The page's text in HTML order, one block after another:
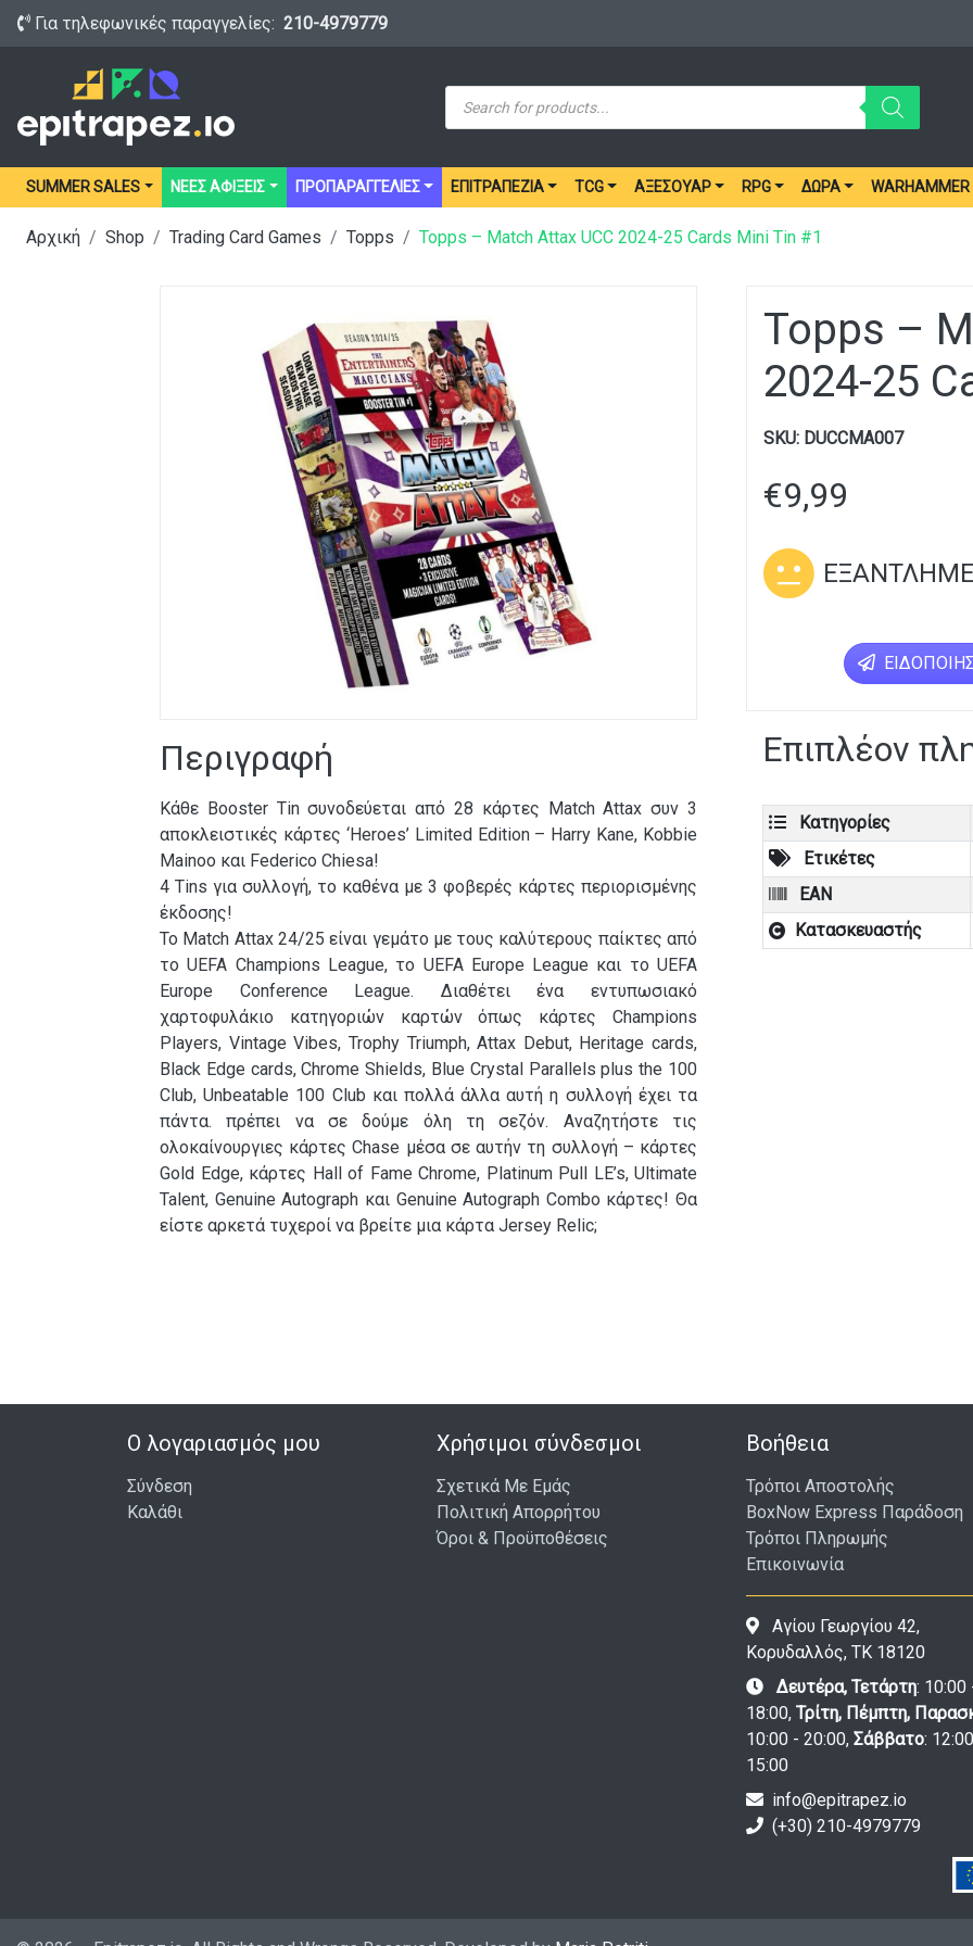
Για τηλεφωνικές παραγγελίες: 210-4979779
Products
search
SUMMER SALES ΝΕΕΣ ΑΦΙΞΕΙΣ ΠΡΟΠΑΡΑΓΓΕΛΙΕΣ ΕΠΙΤΡΑΠΈΖΙΑ TCG ΑΞΕΣΟΥΆΡ RPG ΔΏΡΑ WARHAMMER
Αρχική Shop Trading Card Games Topps Topps – Match Attax UCC 2024-25 Cards Mini Tin #1
Περιγραφή
Κάθε Booster Tin συνοδεύεται από 28 κάρτες Match Attax συν 3
αποκλειστικές κάρτες ‘Heroes’ Limited Edition – Harry Kane, Kobbie
Mainoo και Federico Chiesa!
4 Tins για συλλογή, το καθένα με 3 φοβερές κάρτες περιορισμένης
έκδοσης!
Το Match Attax 24/25 είναι γεμάτο με τους καλύτερους παίκτες από
το UEFA Champions League, το UEFA Europe League και το UEFA
Europe Conference League. Διαθέτει ένα εντυπωσιακό
χαρτοφυλάκιο κατηγοριών καρτών όπως κάρτες Champions
Players, Vintage Vibes, Trophy Triumph, Attax Debut, Heritage cards,
Black Edge cards, Chrome Shields, Blue Crystal Parallels plus the 100
Club, Unbeatable 100 Club και πολλά άλλα αυτή η συλλογή έχει τα
πάντα. πρέπει να σε δούμε όλη τη σεζόν. Αναζητήστε τις
ολοκαίνουργιες κάρτες Chase μέσα σε αυτήν τη συλλογή – κάρτες
Gold Edge, κάρτες Hall of Fame Chrome, Platinum Pull LE’s, Ultimate
Talent, Genuine Autograph και Genuine Autograph Combo κάρτες! Θα
είστε αρκετά τυχεροί να βρείτε μια κάρτα Jersey Relic;
Topps –
2024-25
SKU: DUCCMA007
€9,99
Επιπλέον
Κατηγορίες
Ετικέτες
EAN
Κατασκευαστής
Ο λογαριασμός μου
Σύνδεση
Καλάθι
Χρήσιμοι σύνδεσμοι
Σχετικά Με Εμάς
Πολιτική Απορρήτου
Όροι & Προϋποθέσεις
Βοήθεια
Τρόποι Αποστολής
BoxNow Express Παράδοση
Τρόποι Πληρωμής
Επικοινωνία
Αγίου Γεωργίου 42,
Κορυδαλλός, ΤΚ 18120
Δευτέρα, Τετάρτη: 10:00
18:00, Τρίτη, Πέμπτη,
10:00 - 20:00, Σάββατο:
15:00
info@epitrapez.io
(+30) 210-4979779